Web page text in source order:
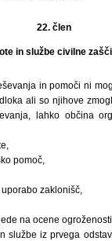
22. člen
in službe civilne
in pomoči ni
ali so njihove
lahko občina
pomoč,
zaklonišč,
na ocene ogroženosti.
službe iz prvega